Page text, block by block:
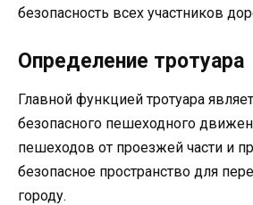
безопасность всех участников
Определение тротуара
Главной функцией тротуара
безопасного пешеходного
пешеходов от проезжей части и
безопасное пространство для
городу.